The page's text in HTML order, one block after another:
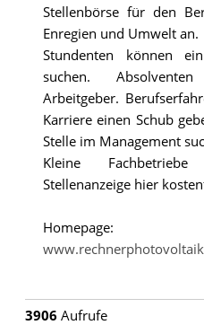
Stellenbörse für den
Enregien und Umwelt an.
Stundenten können
suchen.
Arbeitgeber.
Karriere einen Schub
Stelle im Management
Kleine
Stellenanzeige hier
Homepage:
3906 Aufrufe